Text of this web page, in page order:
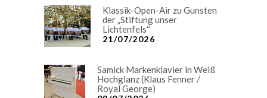
Klassik-Open-Air zu Gunsten
der „Stiftung unser
Lichtenfels“
21/07/2026
Samick Markenklavier in Weiß
Hochglanz (Klaus Fenner /
Royal George)